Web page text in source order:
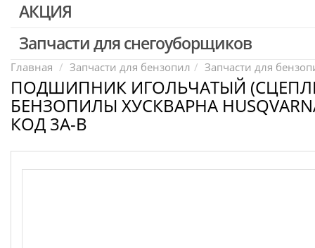
Запчасти для перфораторов и отбойных молотков
Запчасти для УШМ (болгарок)
Запчасти для электроинструмента другие
Конденсаторы
Якоря, статоры
Аккумуляторы, зарядные устройства
Щётки, щёточные узлы
АКЦИЯ
Скидка 50%
Запчасти для снегоуборщиков
Главная Запчасти для бензопил Запчасти для
ПОДШИПНИК ИГОЛЬЧАТЫЙ
БЕНЗОПИЛЫ ХУСКВАРНА
КОД 3A-B